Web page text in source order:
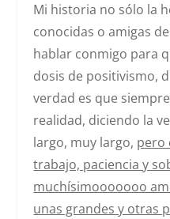
Mi historia no sólo la
conocidas o amigas
hablar conmigo para
dosis de positivismo,
verdad es que
realidad, diciendo la
largo, muy largo, pero
trabajo, paciencia y
muchísimooooooo
unas grandes y otras